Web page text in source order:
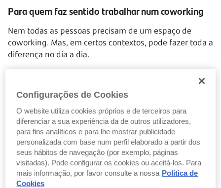
Para quem faz sentido trabalhar num coworking
Nem todas as pessoas precisam de um espaço de
coworking. Mas, em certos contextos, pode fazer toda a
diferença no dia a dia.
Freelancers e trabalhadores independentes
Empreendedorese pequenas empresas
Profissionais em regime híbrido ouremoto
Nómadas digitaisque mudam frequentemente de
cidade ou país
Pessoas que sentem dificuldade em trabalhar a
partir de casa.
Configurações de Cookies
O website utiliza cookies próprios e de terceiros para
diferenciar a sua experiência da de outros utilizadores,
para fins analíticos e para lhe mostrar publicidade
personalizada com base num perfil elaborado a partir dos
seus hábitos de navegação (por exemplo, páginas
visitadas). Pode configurar os cookies ou aceitá-los. Para
mais informação, por favor consulte a nossa Politica de
Cookies